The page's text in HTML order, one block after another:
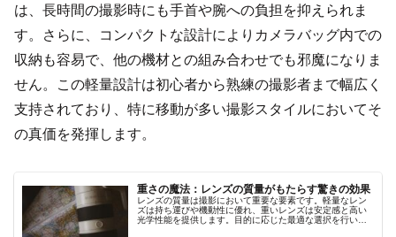
は、長時間の撮影時にも手首や腕への負担を抑えられま
す。さらに、コンパクトな設計によりカメラバッグ内での
収納も容易で、他の機材との組み合わせでも邪魔になりま
せん。この軽量設計は初心者から熟練の撮影者まで幅広く
支持されており、特に移動が多い撮影スタイルにおいてそ
の真価を発揮します。
重さの魔法：レンズの質量がもたらす驚きの効果
レンズの質量は撮影において重要な要素です。軽量なレン
ズは持ち運びや機動性に優れ、重いレンズは安定感と高い
光学性能を提供します。目的に応じた最適な選択を行い、